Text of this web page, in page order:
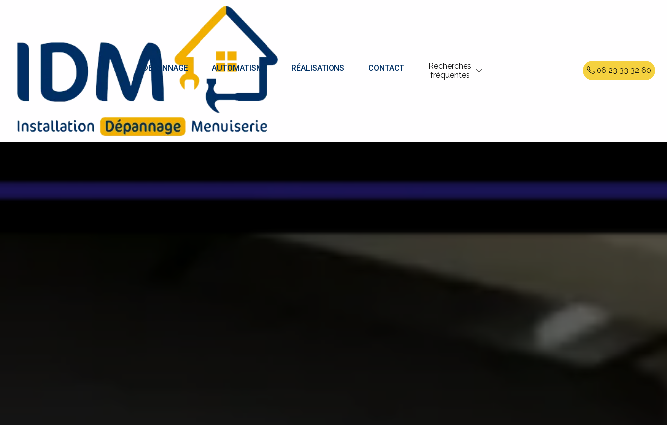
DÉPANNAGE AUTOMATISME RÉALISATIONS CONTACT
Recherches
fréquentes
06 23 33 32 60